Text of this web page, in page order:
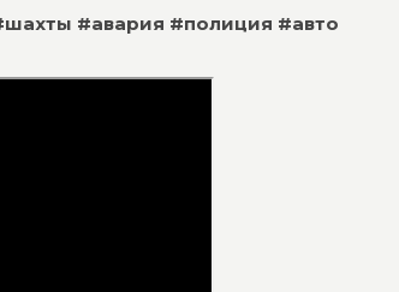
#авария #полиция #авто